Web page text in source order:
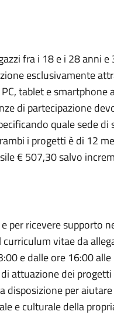
fra i 18 e i 28 anni
esclusivamente
tablet e smartphone
di partecipazione
quale sede
i progetti è di 12
€ 507,30 salvo
per ricevere supporto
vitae da
e dalle ore 16:00
attuazione dei
per
e culturale della